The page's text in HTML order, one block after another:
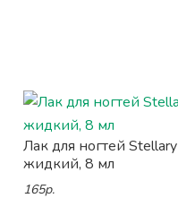
Лак для ногтей Stellary
жидкий, 8 мл
165р.